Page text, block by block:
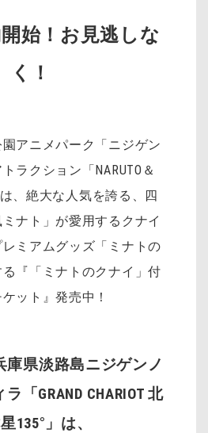
始！お見逃しな
く！
アニメパーク「ニジゲン
ラクション「NARUTO＆
は、絶大な人気を誇る、四
ナト」が愛用するクナイ
ミアムグッズ「ミナトの
『「ミナトのクナイ」付
ット』発売中！
庫県淡路島ニジゲンノ
「GRAND CHARIOT 北
135°」は、